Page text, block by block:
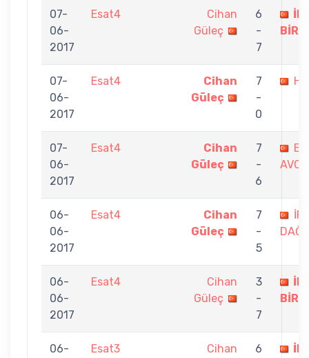
07-
06-
2017
Esat4
Cihan
Güleç
6
-
7
07-
06-
2017
Esat4
Cihan
Güleç
7
-
0
07-
06-
2017
Esat4
Cihan
Güleç
7
-
6
AVCI
06-
06-
2017
Esat4
Cihan
Güleç
7
-
5
06-
06-
2017
Esat4
Cihan
Güleç
3
-
7
06-
Esat3
Cihan
6